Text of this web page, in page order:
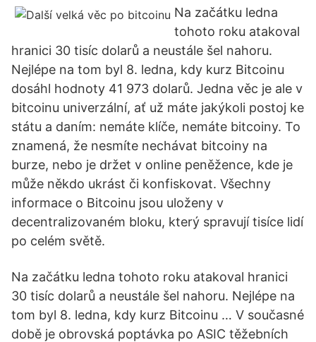
Na začátku ledna
tohoto roku atakoval
hranici 30 tisíc dolarů a neustále šel nahoru.
Nejlépe na tom byl 8. ledna, kdy kurz Bitcoinu
dosáhl hodnoty 41 973 dolarů. Jedna věc je ale v
bitcoinu univerzální, ať už máte jakýkoli postoj ke
státu a daním: nemáte klíče, nemáte bitcoiny. To
znamená, že nesmíte nechávat bitcoiny na
burze, nebo je držet v online peněžence, kde je
může někdo ukrást či konfiskovat. Všechny
informace o Bitcoinu jsou uloženy v
decentralizovaném bloku, který spravují tisíce lidí
po celém světě.
Na začátku ledna tohoto roku atakoval hranici
30 tisíc dolarů a neustále šel nahoru. Nejlépe na
tom byl 8. ledna, kdy kurz Bitcoinu … V současné
době je obrovská poptávka po ASIC těžebních